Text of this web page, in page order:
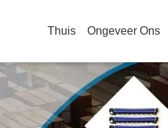
Thuis Ongeveer Ons